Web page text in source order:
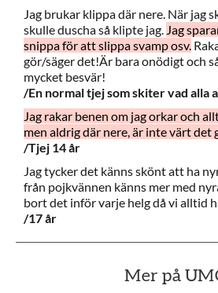
Jag brukar klippa där nere. När jag
skulle duscha så klipte jag. Jag
snippa för att slippa svamp osv.
gör/säger det!Är bara onödigt och
mycket besvär!
/En normal tjej som skiter vad alla
Jag rakar benen om jag orkar och
men aldrig där nere, är inte värt det
/Tjej 14 år
Jag tycker det känns skönt att ha
från pojkvännen känns mer med
bort det inför varje helg då vi alltid
/17 år
Mer på